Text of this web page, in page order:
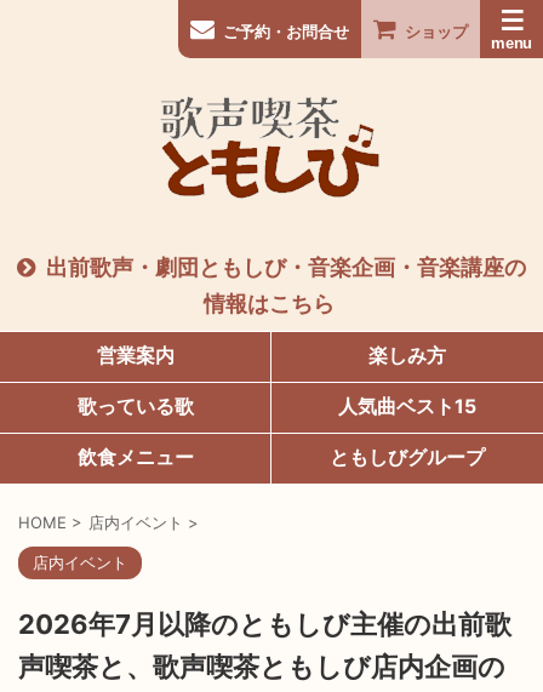
ご予約・お問合せ ショップ
出前歌声・劇団ともしび・音楽企画・音楽講座の
情報はこちら
営業案内 楽しみ方
歌っている歌 人気曲ベスト15
飲食メニュー ともしびグループ
HOME > 店内イベント >
店内イベント
2026年7月以降のともしび主催の出前歌
声喫茶と、歌声喫茶ともしび店内企画の